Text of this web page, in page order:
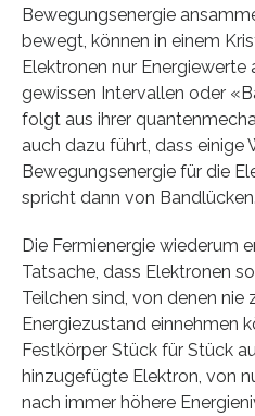
Bewegungsenergie
bewegt, können in einem
Elektronen nur Energiewerte
gewissen Intervallen oder
folgt aus ihrer
auch dazu führt, dass einige
Bewegungsenergie für die
spricht dann von Bandlücken.
Die Fermienergie wiederum
Tatsache, dass Elektronen
Teilchen sind, von denen nie
Energiezustand einnehmen
Festkörper Stück für Stück
hinzugefügte Elektron, von
nach immer höhere